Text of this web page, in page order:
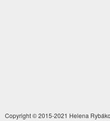
Copyright © 2015-2021 Helena